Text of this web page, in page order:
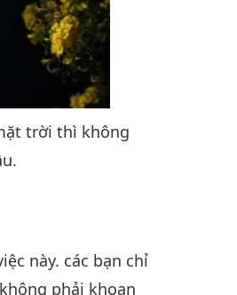
trời thì không
này. các bạn chỉ
phải khoan